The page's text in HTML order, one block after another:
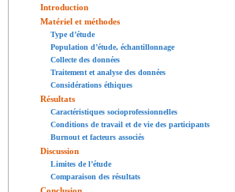
Introduction
Matériel et méthodes
Type d’étude
Population d’étude, échantillonnage
Collecte des données
Traitement et analyse des données
Considérations éthiques
Résultats
Caractéristiques socioprofessionnelles
Conditions de travail et de vie des participants
Burnout et facteurs associés
Discussion
Limites de l’étude
Comparaison des résultats